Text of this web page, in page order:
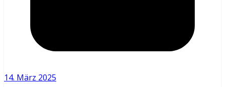
14. März 2025